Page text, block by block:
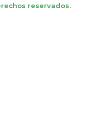
reservados.